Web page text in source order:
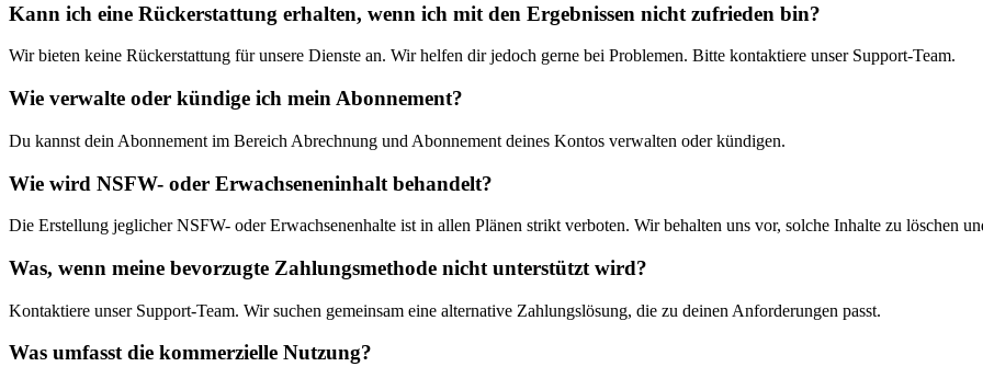
Kann ich eine Rückerstattung erhalten, wenn ich mit den Ergebnissen nicht zufrieden bin?
Wir bieten keine Rückerstattung für unsere Dienste an. Wir helfen dir jedoch gerne bei Problemen. Bitte kontaktiere unser Support-Team.
Wie verwalte oder kündige ich mein Abonnement?
Du kannst dein Abonnement im Bereich Abrechnung und Abonnement deines Kontos verwalten oder kündigen.
Wie wird NSFW- oder Erwachseneninhalt behandelt?
Die Erstellung jeglicher NSFW- oder Erwachsenenhalte ist in allen Plänen strikt verboten. Wir behalten uns vor, solche Inhalte zu löschen
Was, wenn meine bevorzugte Zahlungsmethode nicht unterstützt wird?
Kontaktiere unser Support-Team. Wir suchen gemeinsam eine alternative Zahlungslösung, die zu deinen Anforderungen passt.
Was umfasst die kommerzielle Nutzung?